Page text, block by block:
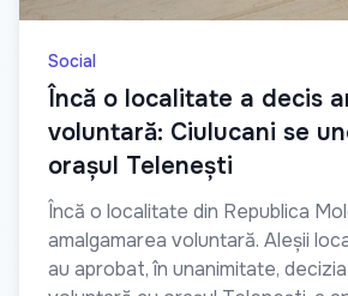
Social
Încă o localitate a decis
voluntară: Ciulucani se
orașul Telenești
Încă o localitate din Republica
amalgamarea voluntară. Aleșii
au aprobat, în unanimitate,